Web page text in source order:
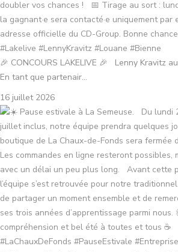
🎉 CONCOURS LAKELIVE 🎉 Lenny Kravitz
En tant que partenair...
16 juillet 2026